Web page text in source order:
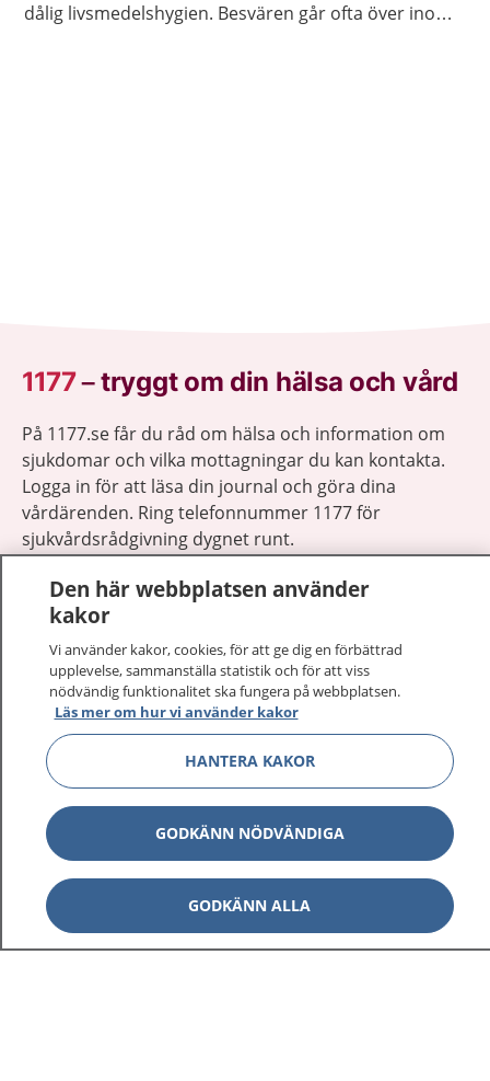
dålig livsmedelshygien. Besvären går ofta över inom
1177–tryggt om din hälsa och vård
På 1177.se får du råd om hälsa och information om
sjukdomar och vilka mottagningar du kan kontakta.
Logga in för att läsa din journal och göra dina
vårdärenden. Ring telefonnummer 1177 för
sjukvårdsrådgivning dygnet runt.
1177 ger dig råd när du vill må bättre.
1177 på flera språk
Om 1177 Visa
Kontakt Visa
Behandling av personuppgifter
Den här webbplatsen använder
kakor
Vi använder kakor, cookies, för att ge dig en förbättrad
upplevelse, sammanställa statistik och för att viss
nödvändig funktionalitet ska fungera på webbplatsen.
Läs mer om hur vi använder kakor
HANTERA KAKOR
GODKÄNN NÖDVÄNDIGA
GODKÄNN ALLA